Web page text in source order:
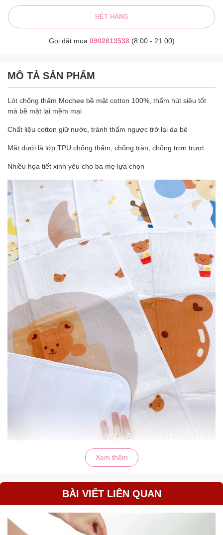
HẾT HÀNG
Gọi đặt mua 0902613538(8:00 - 21:00)
MÔ TẢ SẢN PHẨM
Lót chống thấm Mochee bề mặt cotton 100%, thấm hút siêu tốt
mà bề mặt lại mềm mại
Chất liệu cotton giữ nước, tránh thấm ngược trở lại da bé
Mặt dưới là lớp TPU chống thấm, chống tràn, chống trơn trượt
Nhiều họa tiết xinh yêu cho ba mẹ lựa chọn
Xem thêm
BÀI VIẾT LIÊN QUAN